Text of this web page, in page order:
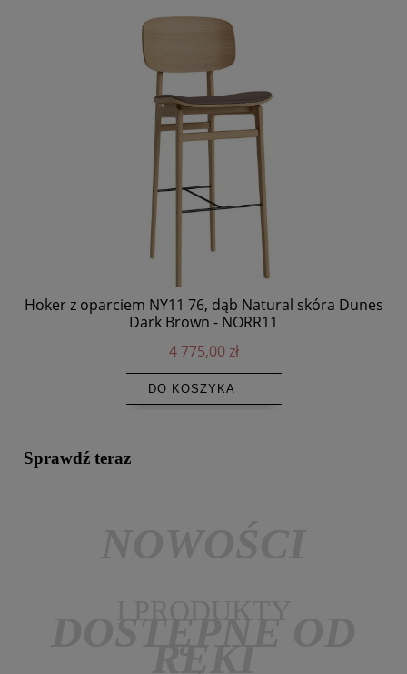
Hoker z oparciem NY11 76, dąb Natural skóra Dunes
Dark Brown - NORR11
4 775,00 zł
DO KOSZYKA
Sprawdź teraz